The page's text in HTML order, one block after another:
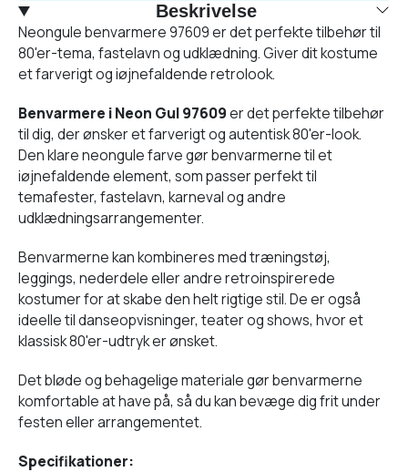
Beskrivelse
Neongule benvarmere 97609 er det perfekte tilbehør til
80'er-tema, fastelavn og udklædning. Giver dit kostume
et farverigt og iøjnefaldende retrolook.
Benvarmere i Neon Gul 97609er det perfekte tilbehør
til dig, der ønsker et farverigt og autentisk 80'er-look.
Den klare neongule farve gør benvarmerne til et
iøjnefaldende element, som passer perfekt til
temafester, fastelavn, karneval og andre
udklædningsarrangementer.
Benvarmerne kan kombineres med træningstøj,
leggings, nederdele eller andre retroinspirerede
kostumer for at skabe den helt rigtige stil. De er også
ideelle til danseopvisninger, teater og shows, hvor et
klassisk 80'er-udtryk er ønsket.
Det bløde og behagelige materiale gør benvarmerne
komfortable at have på, så du kan bevæge dig frit under
festen eller arrangementet.
Specifikationer: